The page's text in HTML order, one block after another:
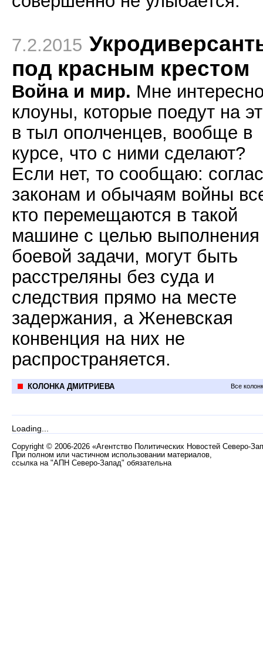
7.2.2015
под красным крестом
Война и мир. Мне
клоуны, которые поедут на
в тыл ополченцев, вообще в
курсе, что с ними сделают?
Если нет, то сообщаю:
законам и обычаям войны
кто перемещаются в такой
машине с целью выполнения
боевой задачи, могут быть
расстреляны без суда и
следствия прямо на месте
задержания, а Женевская
конвенция на них не
распространяется.
КОЛОНКА ДМИТРИЕВА Все
Loading...
Copyright © 2006-2026 «Агентство Политических Новостей Северо-
При полном или частичном использовании материалов,
ссылка на "АПН Северо-Запад" обязательна